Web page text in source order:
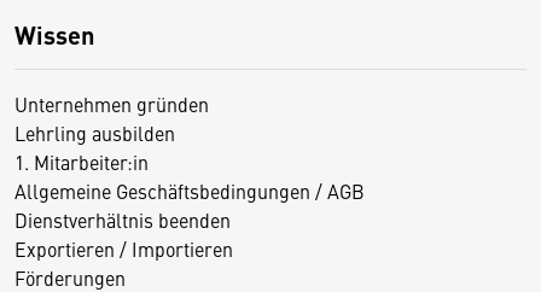
Wissen
Unternehmen gründen
Lehrling ausbilden
1. Mitarbeiter:in
Allgemeine Geschäftsbedingungen / AGB
Dienstverhältnis beenden
Exportieren / Importieren
Förderungen